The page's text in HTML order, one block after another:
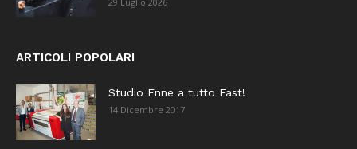
ARTICOLI POPOLARI
Studio Enne a tutto Fast!
14 Dicembre 2017